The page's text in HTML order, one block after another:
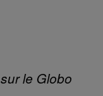
le Globo